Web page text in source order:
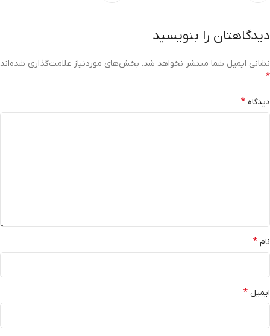
دیدگاهتان را بنویسید
نشانی ایمیل شما منتشر نخواهد شد. بخش‌های موردنیاز علامت‌گذاری شده‌اند
*
دیدگاه *
نام *
ایمیل *